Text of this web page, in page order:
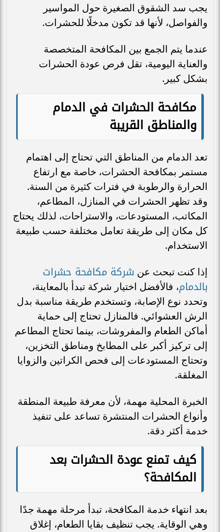
يجب سد الشقوق الصغيرة حول المواسير
والفواصل، لأنها قد تكون مدخلًا للحشرات.
عندما يتم الجمع بين المكافحة المتخصصة
والعناية اليومية، تقل فرص عودة الحشرات
بشكل كبير.
مكافحة الحشرات في الدمام
والمناطق القريبة
تعد الدمام من المناطق التي تحتاج إلى اهتمام
مستمر بمكافحة الحشرات، خاصة مع ارتفاع
الحرارة والرطوبة في فترات كثيرة من السنة.
وقد تظهر الحشرات في المنازل، المطاعم،
المكاتب، المستودعات، والاستراحات، لذلك يحتاج
كل مكان إلى طريقة تعامل مختلفة حسب طبيعة
الاستخدام.
إذا كنت تبحث عن شركة مكافحة حشرات
بالدمام، فالأفضل اختيار شركة تبدأ بالمعاينة،
وتحدد نوع الإصابة، وتستخدم طريقة مناسبة بدل
الرش العشوائي. فالمنازل تحتاج إلى حماية
أماكن الطعام والمفروشات، بينما تحتاج المطاعم
إلى تركيز أكبر على المطابخ ومناطق التخزين،
وتحتاج المستودعات إلى فحص الكراتين والزوايا
المغلقة.
الخبرة المحلية مهمة، لأن معرفة طبيعة المنطقة
وأنواع الحشرات المنتشرة تساعد على تنفيذ
خدمة أكثر دقة.
كيف تمنع عودة الحشرات بعد
المكافحة؟
بعد انتهاء خدمة المكافحة، تبدأ مرحلة مهمة جدًا
وهي الوقاية. يجب تنظيف بقايا الطعام، إغلاق